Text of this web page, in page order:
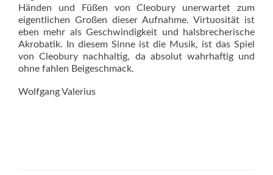
Händen und Füßen von Cleobury unerwartet zum
eigentlichen Großen dieser Aufnahme. Virtuosität ist
eben mehr als Geschwindigkeit und halsbrecherische
Akrobatik. In diesem Sin­ne ist die Musik, ist das Spiel
von Cleobury nachhaltig, da absolut wahrhaftig und
ohne fahlen Beigeschmack.
Wolfgang Valerius